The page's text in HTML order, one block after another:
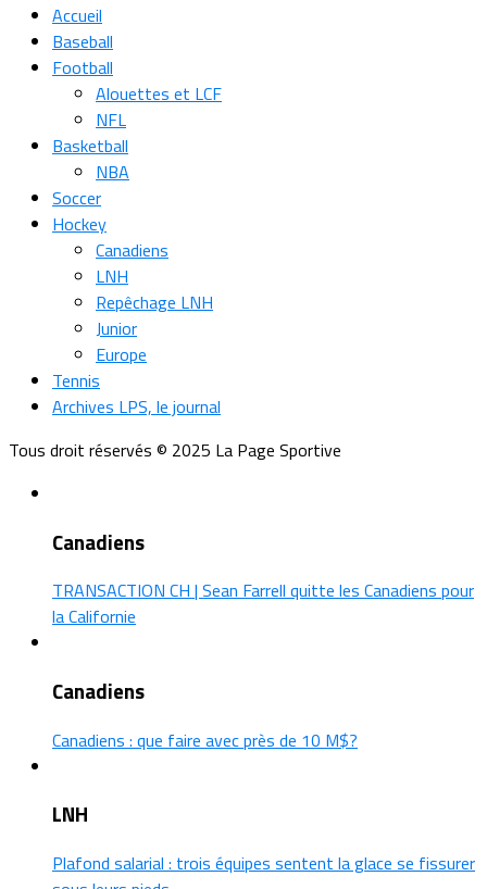
Accueil
Baseball
Football
Alouettes et LCF
NFL
Basketball
NBA
Soccer
Hockey
Canadiens
LNH
Repêchage LNH
Junior
Europe
Tennis
Archives LPS, le journal
Tous droit réservés © 2025 La Page Sportive
Canadiens
TRANSACTION CH | Sean Farrell quitte les Canadiens pour
la Californie
Canadiens
Canadiens : que faire avec près de 10 M$?
LNH
Plafond salarial : trois équipes sentent la glace se fissurer